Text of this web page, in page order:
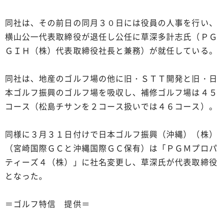
同社は、その前日の同月３０日には役員の人事を行い、
横山公一代表取締役が退任し公任に草深多計志氏（ＰＧ
ＧＩＨ（株）代表取締役社長と兼務）が就任している。
同社は、地産のゴルフ場の他に旧・ＳＴＴ開発と旧・日
本ゴルフ振興のゴルフ場を吸収し、補修ゴルフ場は４５
コース（松島チサンを２コース扱いでは４６コース）。
同様に３月３１日付けで日本ゴルフ振興（沖縄）（株）
（宮崎国際ＧＣと沖縄国際ＧＣ保有）は「ＰＧＭプロパ
ティーズ４（株）」に社名変更し、草深氏が代表取締役
となった。
＝ゴルフ特信 提供＝